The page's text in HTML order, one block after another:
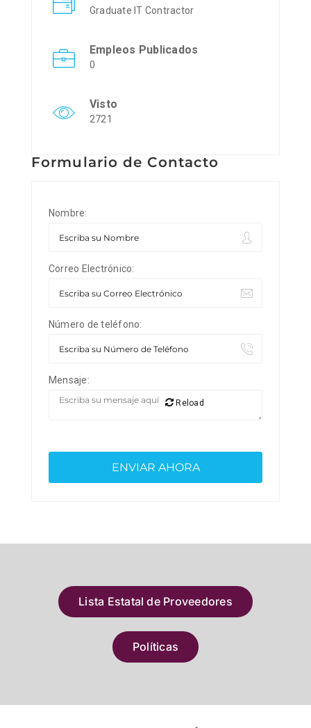
Graduate IT Contractor
Empleos Publicados
0
Visto
2721
Formulario de Contacto
Nombre:
Correo Electrónico:
Número de teléfono:
Mensaje:
Reload
Lista Estatal de Proveedores
Políticas